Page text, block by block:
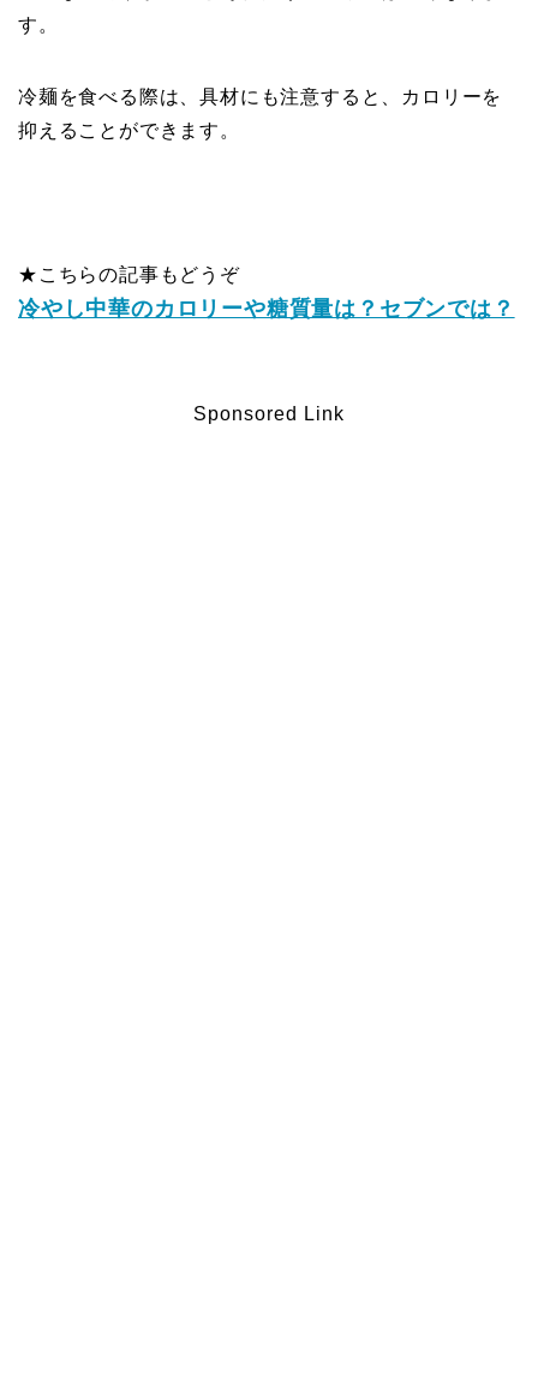
す。
冷麺を食べる際は、具材にも注意すると、カロリーを
抑えることができます。
★こちらの記事もどうぞ
冷やし中華のカロリーや糖質量は？セブンでは？
Sponsored Link